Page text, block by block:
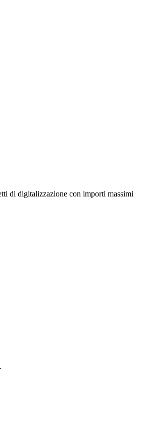
di digitalizzazione con importi massimi